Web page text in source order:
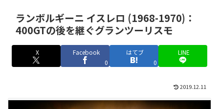
ランボルギーニ イスレロ (1968-1970)：
400GTの後を継ぐグランツーリスモ
X
Facebook
0
はてブ
0
LINE
2019.12.11